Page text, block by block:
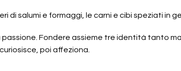
di salumi e formaggi, le carni e cibi speziati in
Fondere assieme tre identità tanto
poi affeziona.